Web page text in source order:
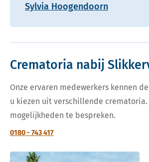
Sylvia Hoogendoorn
Crematoria nabij
Onze ervaren medewerkers kennen
u kiezen uit verschillende crematoria.
mogelijkheden te bespreken.
0180 - 743 417